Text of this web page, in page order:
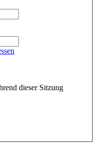
dieser Sitzung